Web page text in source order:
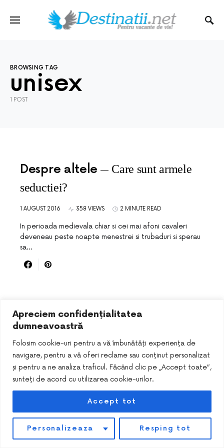
Apreciem confidențialitatea
dumneavoastră
Folosim cookie-uri pentru a vă îmbunătăți experiența de
navigare, pentru a vă oferi reclame sau conținut personalizat
și pentru a ne analiza traficul. Făcând clic pe „Accept toate”,
sunteți de acord cu utilizarea cookie-urilor.
Personalizeaza Resping tot
Accept tot
BROWSING TAG
unisex
1 POST
Despre altele
Care sunt armele
seductiei?
1 AUGUST 2016 358 VIEWS 2 MINUTE READ
In perioada medievala chiar si cei mai afoni cavaleri
deveneau peste noapte menestrei si trubaduri si sperau
sa…
DESIGNED & DEVELOPED BY SMART SEO PACK